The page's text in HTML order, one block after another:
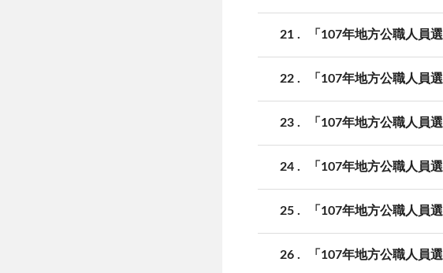
21 「107年地方公職人員
22 「107年地方公職人員
23 「107年地方公職人員
24 「107年地方公職人員
25 「107年地方公職人員
26 「107年地方公職人員